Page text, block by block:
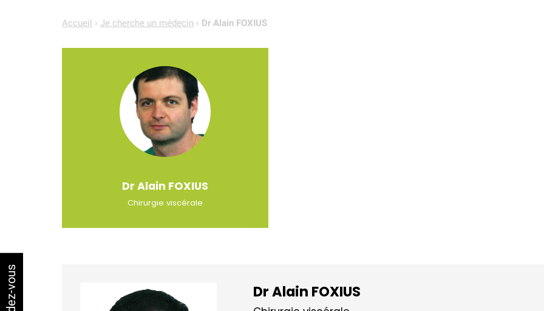
Accueil › Je cherche un médecin › Dr Alain FOXIUS
Dr Alain FOXIUS
Chirurgie viscérale
Dr Alain FOXIUS